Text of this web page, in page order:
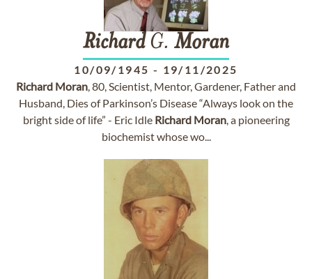
RichardG. Moran
10/09/1945 - 19/11/2025
Richard Moran, 80, Scientist, Mentor, Gardener, Father and
Husband, Dies of Parkinson’s Disease “Always look on the
bright side of life” - Eric Idle Richard Moran, a pioneering
biochemist whose wo...